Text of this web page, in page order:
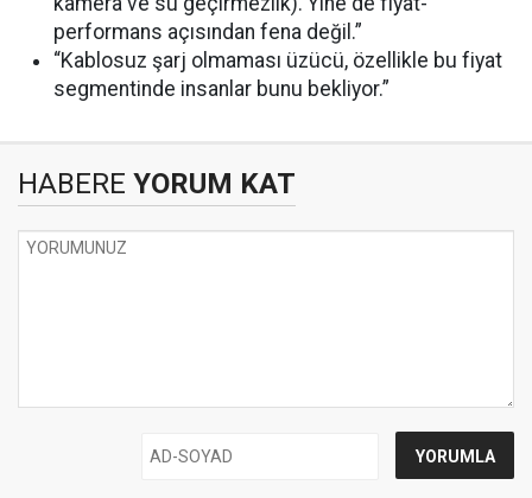
performans açısından fena değil.”
“Kablosuz şarj olmaması üzücü, özellikle bu fiyat
segmentinde insanlar bunu bekliyor.”
HABERE YORUM KAT